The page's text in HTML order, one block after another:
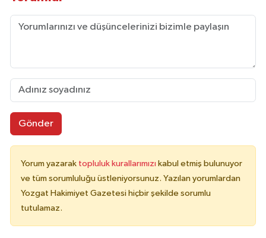
Gönder
Yorum yazarak topluluk kurallarımızı kabul etmiş bulunuyor
ve tüm sorumluluğu üstleniyorsunuz. Yazılan yorumlardan
Yozgat Hakimiyet Gazetesi hiçbir şekilde sorumlu
tutulamaz.